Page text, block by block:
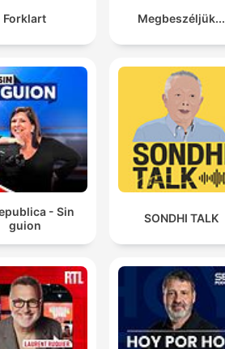
Forklart Megbeszéljük...
- Sin
guion
SONDHI TALK